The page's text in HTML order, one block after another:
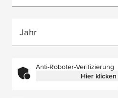
Jahr
Anti-Roboter-Verifizierung
Hier klicken